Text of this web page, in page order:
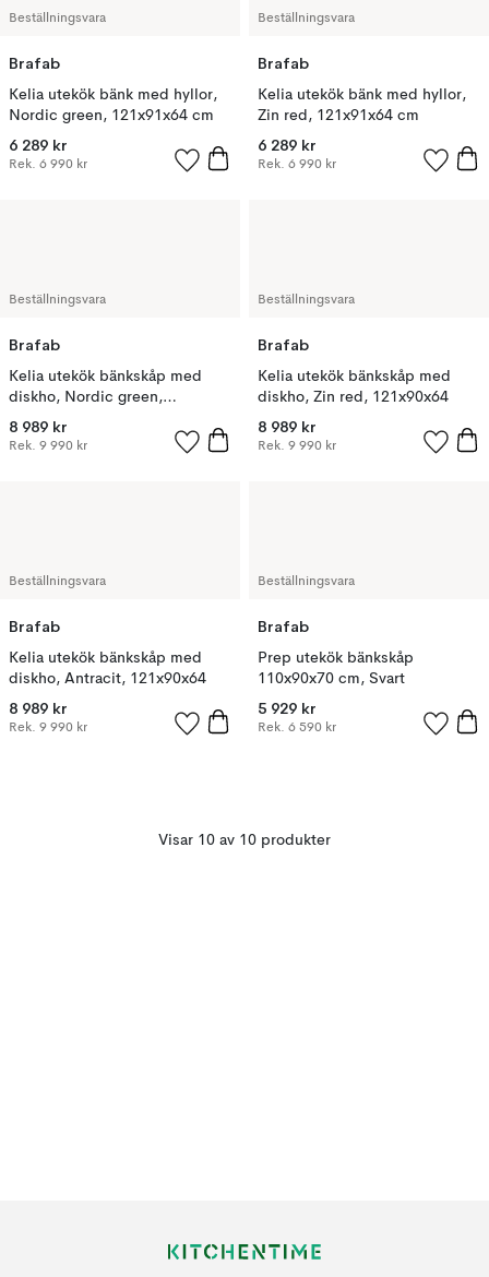
Beställningsvara
Brafab
Kelia utekök bänk med hyllor,
Nordic green, 121x91x64 cm
6 289 kr
Rek. 6 990 kr
Beställningsvara
Brafab
Kelia utekök bänk med hyllor,
Zin red, 121x91x64 cm
6 289 kr
Rek. 6 990 kr
Beställningsvara
Brafab
Kelia utekök bänkskåp med
diskho, Nordic green,
121x90x64
8 989 kr
Rek. 9 990 kr
Beställningsvara
Brafab
Kelia utekök bänkskåp med
diskho, Zin red, 121x90x64
8 989 kr
Rek. 9 990 kr
Beställningsvara
Brafab
Kelia utekök bänkskåp med
diskho, Antracit, 121x90x64
8 989 kr
Rek. 9 990 kr
Beställningsvara
Brafab
Prep utekök bänkskåp
110x90x70 cm, Svart
5 929 kr
Rek. 6 590 kr
Visar 10 av 10 produkter